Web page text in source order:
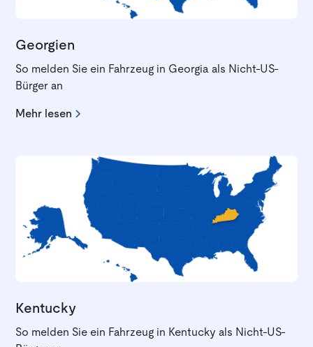
Georgien
So melden Sie ein Fahrzeug in Georgia als Nicht-US-
Bürger an
Mehr lesen
Kentucky
So melden Sie ein Fahrzeug in Kentucky als Nicht-US-